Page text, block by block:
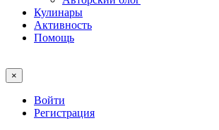
Кулинары
Активность
Помощь
×
Войти
Регистрация